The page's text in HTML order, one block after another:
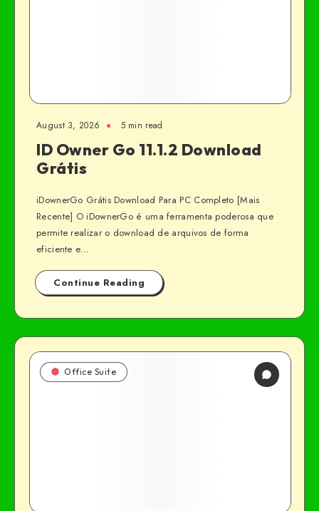
August 3, 2026 5 min read
ID Owner Go 11.1.2 Download
Grátis
iDownerGo Grátis Download Para PC Completo [Mais
Recente] O iDownerGo é uma ferramenta poderosa que
permite realizar o download de arquivos de forma
eficiente e…
Continue Reading
Office Suite